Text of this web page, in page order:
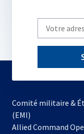
Write
your
email
Comité militaire &
(EMI)
Allied Command